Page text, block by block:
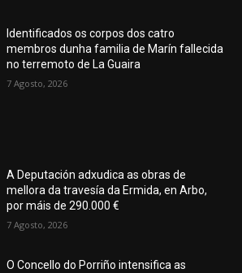
Identificados os corpos dos catro
membros dunha familia de Marín fallecida
no terremoto de La Guaira
7 Agosto, 2026
A Deputación adxudica as obras de
mellora da travesía da Ermida, en Arbo,
por máis de 290.000 €
7 Agosto, 2026
O Concello do Porriño intensifica as